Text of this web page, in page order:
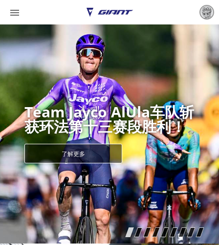

Team Jayco AlUla车队斩
获环法第十三赛段胜利！
了解更多